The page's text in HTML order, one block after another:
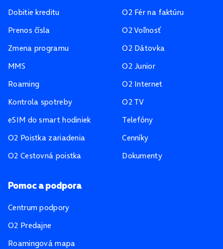
Dobitie kreditu
Prenos čísla
Zmena programu
MMS
Roaming
Kontrola spotreby
eSIM do smart hodiniek
O2 Poistka zariadenia
O2 Cestovná poistka
O2 Fér na faktúru
O2 Voľnosť
O2 Dátovka
O2 Junior
O2 Internet
O2 TV
Telefóny
Cenníky
Dokumenty
Pomoc a podpora
Centrum podpory
O2 Predajne
Roamingová mapa